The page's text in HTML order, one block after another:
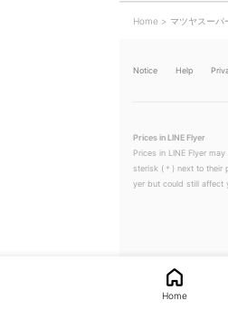
Home マツヤスーパ
Notice Help
Prices in LINE Flyer
Prices in LINE Flyer
sterisk (＊) next to their
yer but could still affect
Home